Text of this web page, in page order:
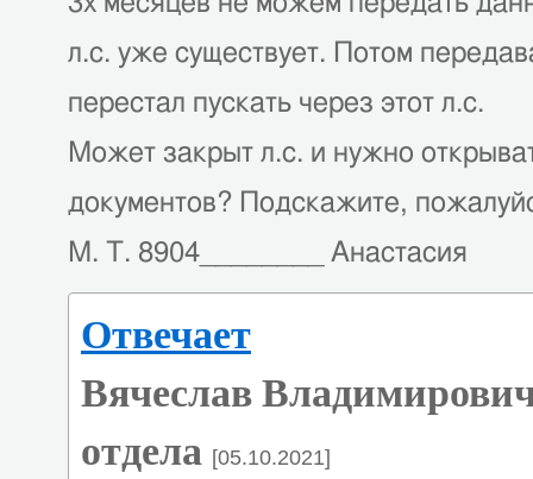
л.с. уже существует. Потом
перестал пускать через этот л.с.
Может закрыт л.с. и нужно
документов? Подскажите,
М. Т. 8904________ Анастасия
Отвечает
Вячеслав
отдела [05.10.2021]